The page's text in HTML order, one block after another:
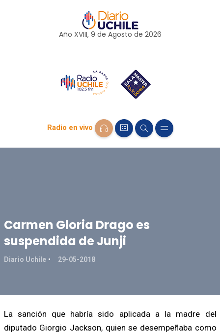
Año XVIII, 9 de Agosto de 2026
Radio en vivo
Carmen Gloria Drago es
suspendida de Junji
Diario Uchile 29-05-2018
La sanción que habría sido aplicada a la madre del
diputado Giorgio Jackson, quien se desempeñaba como